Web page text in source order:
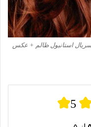
استانبول ظالم + عکس
5